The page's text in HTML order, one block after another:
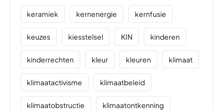
keramiek kernenergie kernfusie
keuzes kiesstelsel KIN kinderen
kinderrechten kleur kleuren klimaat
klimaatactivisme klimaatbeleid
klimaatobstructie klimaatontkenning